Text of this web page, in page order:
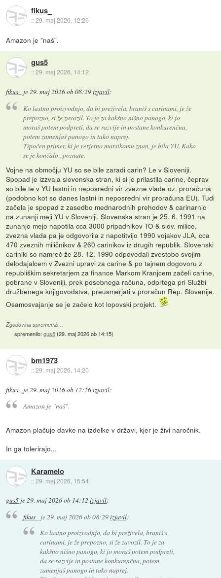
fikus_
::29. maj 2026, 12:26
Amazon je "naš".
gus5
::29. maj 2026, 14:12
fikus_ je29. maj 2026 ob 08:29izjavil:
Ko lastno proizvodnjo, da bi preživela, braniš s carinami, je že
prepozno, si že zavozil. To je za kakšno nišno panogo, ki jo
moraš potem podpreti, da se razvije in postane konkurenčna,
potem zamenjaš panogo in tako naprej.
Tipočen primer, ki je verjetno marsikomu znan, je bila YU. Kako
se je končalo , poznate.
Vojne na območju YU so se bile zaradi carin? Le v Sloveniji.
Spopad je izzvala slovenska stran, ki si je prilastila carine, čeprav
so bile te v YU lastni in neposredni vir zvezne vlade oz. proračuna
(podobno kot so danes lastni in neposredni vir proračuna EU). Tudi
začela je spopad z zasedbo mednarodnih prehodov & carinarnic
na zunanji meji YU v Sloveniji. Slovenska stran je 25. 6. 1991 na
zunanjo mejo napotila cca 3000 pripadnikov TO & slov. milice,
zvezna vlada pa je odgovorila z napotitvijo 1990 vojakov JLA, cca
470 zveznih miličnikov & 260 carinikov iz drugih republik. Slovenski
cariniki so namreč že 28. 12. 1990 odpovedali zvestobo svojim
delodajalcem v Zvezni upravi za carine & po tajnem dogovoru z
republiškim sekretarjem za finance Markom Kranjcem začeli carine,
pobrane v Sloveniji, prek posebnega računa, odprtega pri Službi
družbenega knjigovodstva, preusmerjati v proračun Rep. Slovenije.
Osamosvajanje se je začelo kot lopovski projekt.
Zgodovina sprememb…
spremenilo:gus5(29. maj 2026 ob 14:15)
bm1973
::29. maj 2026, 14:20
fikus_ je29. maj 2026 ob 12:26izjavil:
Amazon je "naš".
Amazon plačuje davke na izdelke v državi, kjer je živi naročnik.
In ga tolerirajo...
Karamelo
::29. maj 2026, 15:54
gus5 je29. maj 2026 ob 14:12 izjavil:
fikus_ je 29. maj 2026 ob 08:29izjavil:
Ko lastno proizvodnjo, da bi preživela, braniš s
carinami, je že prepozno, si že zavozil. To je za
kakšno nišno panogo, ki jo moraš potem podpreti,
da se razvije in postane konkurenčna, potem
zamenjaš panogo in tako naprej.